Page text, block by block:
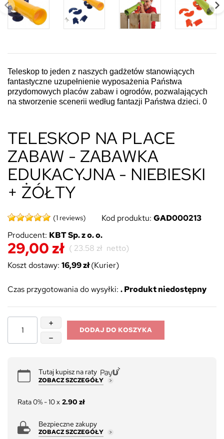
Teleskop to jeden z naszych gadżetów stanowiących
fantastyczne uzupełnienie wyposażenia Państwa
przydomowych placów zabaw i ogrodów, pozwalających
na stworzenie scenerii według fantazji Państwa dzieci. 0
TELESKOP NA PLACE
ZABAW - ZABAWKA
EDUKACYJNA - NIEBIESKI
+ ŻÓŁTY
(1 reviews) Kod produktu: GAD000213
Producent: KBT Sp. z o. o.
29,00 zł ( 23.58 zł netto)
Koszt dostawy: 16,99 zł(Kurier)
Czas przygotowania do wysyłki: . Produkt niedostępny
DODAJ DO KOSZYKA
Tutaj kupisz na raty
ZOBACZ SZCZEGÓŁY
Rata 0% - 10 x 2.90 zł
Bezpieczne zakupy
ZOBACZ SZCZEGÓŁY